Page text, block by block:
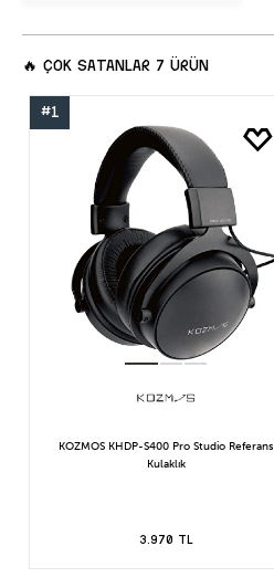
🔥 ÇOK SATANLAR 7 ÜRÜN
#1
KOZMOS KHDP-S400 Pro Studio Referans
Kulaklık
3.970 TL